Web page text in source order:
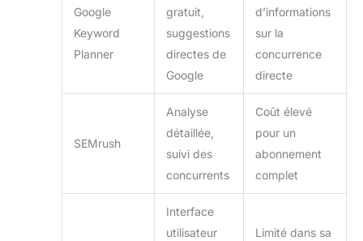
Google
Keyword
Planner
gratuit,
suggestions
directes de
Google
d’informations
sur la
concurrence
directe
SEMrush
Analyse
détaillée,
suivi des
concurrents
Coût élevé
pour un
abonnement
complet
Interface
utilisateur
Limité dans sa